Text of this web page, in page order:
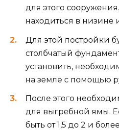
для этого
находиться в низине
Для этой постройки
столбчатый
установить,
на земле с помощью
После этого
для выгребной ямы.
быть от 1,5 до 2 и